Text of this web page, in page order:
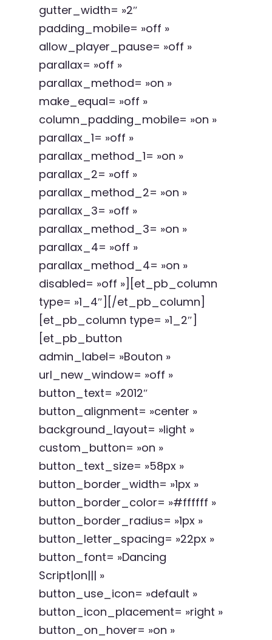
gutter_width= »2″
padding_mobile= »off »
allow_player_pause= »off »
parallax= »off »
parallax_method= »on »
make_equal= »off »
column_padding_mobile= »on »
parallax_1= »off »
parallax_method_1= »on »
parallax_2= »off »
parallax_method_2= »on »
parallax_3= »off »
parallax_method_3= »on »
parallax_4= »off »
parallax_method_4= »on »
disabled= »off »][et_pb_column
type= »1_4″][/et_pb_column]
[et_pb_column type= »1_2″]
[et_pb_button
admin_label= »Bouton »
url_new_window= »off »
button_text= »2012″
button_alignment= »center »
background_layout= »light »
custom_button= »on »
button_text_size= »58px »
button_border_width= »1px »
button_border_color= »#ffffff »
button_border_radius= »1px »
button_letter_spacing= »22px »
button_font= »Dancing
Script|on||| »
button_use_icon= »default »
button_icon_placement= »right »
button_on_hover= »on »